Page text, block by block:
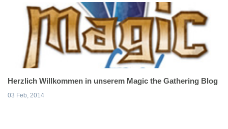
Herzlich Willkommen in unserem Magic the Gathering Blog
03 Feb, 2014